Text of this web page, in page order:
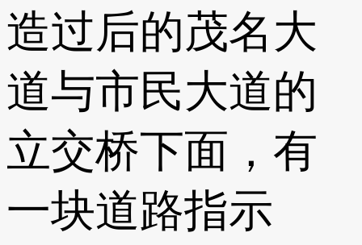
造过后的茂名大
道与市民大道的
立交桥下面，有
一块道路指示